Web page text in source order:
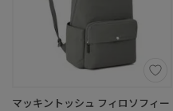
マッキントッシュ フィロソフィー